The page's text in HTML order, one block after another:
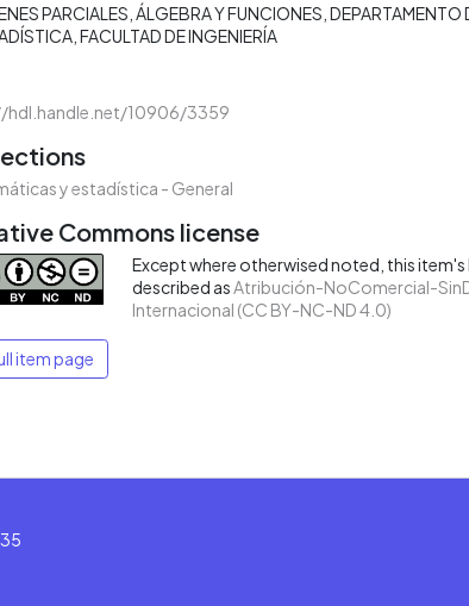
PARCIALES ÁLGEBRA Y FUNCIONES DEPARTAMENTO
FACULTAD DE INGENIERÍA
10906/3359
y estadística - General
Commons license
Except where otherwised noted, this item's
described as Atribución-NoComercial-
Internacional (CC BY-NC-ND 4.0)
item page